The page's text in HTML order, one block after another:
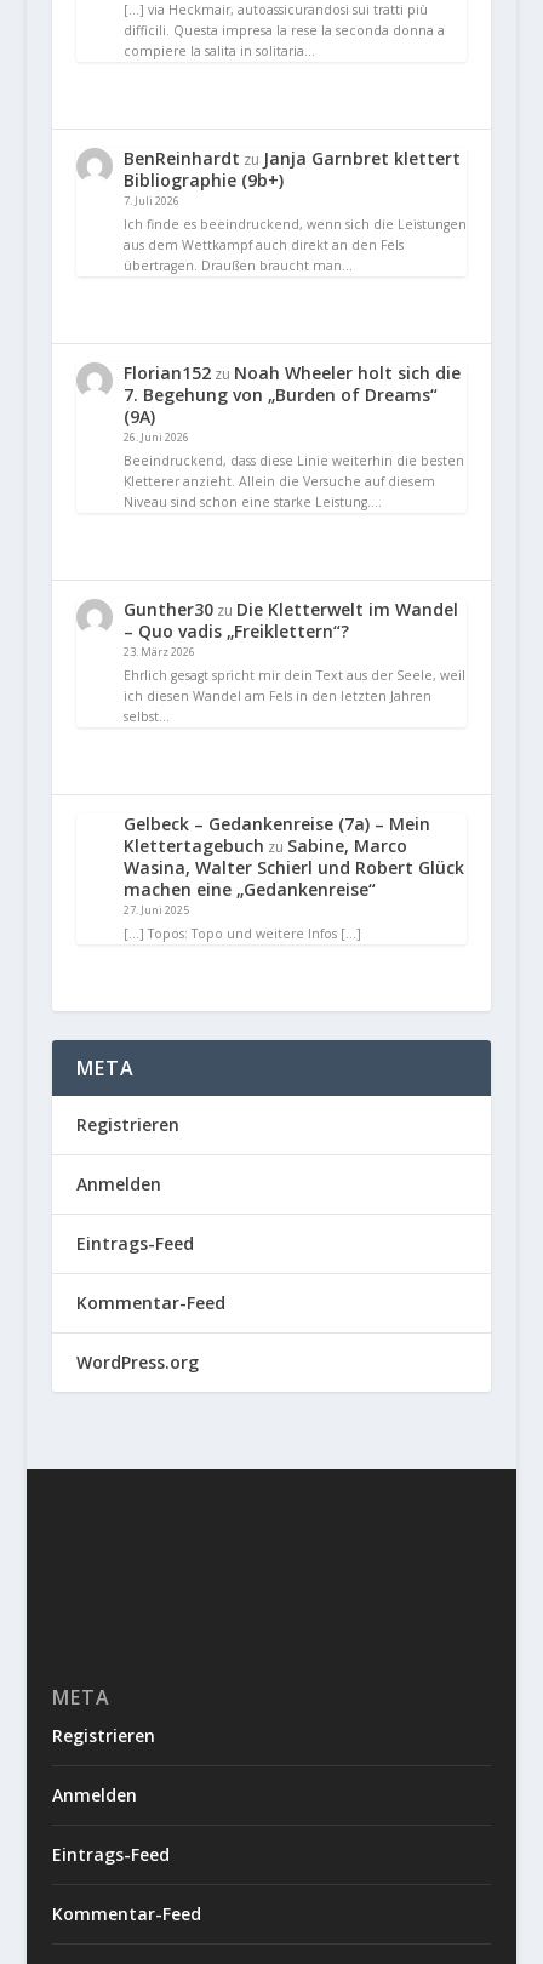
[…] via Heckmair, autoassicurandosi sui tratti più
difficili. Questa impresa la rese la seconda donna a
compiere la salita in solitaria…
BenReinhardt zu Janja Garnbret klettert
Bibliographie (9b+)
7. Juli 2026
Ich finde es beeindruckend, wenn sich die Leistungen
aus dem Wettkampf auch direkt an den Fels
übertragen. Draußen braucht man…
Florian152zu Noah Wheeler holt sich die
7. Begehung von „Burden of Dreams“
(9A)
26. Juni 2026
Beeindruckend, dass diese Linie weiterhin die besten
Kletterer anzieht. Allein die Versuche auf diesem
Niveau sind schon eine starke Leistung.…
Gunther30zu Die Kletterwelt im Wandel
– Quo vadis „Freiklettern“?
23. März 2026
Ehrlich gesagt spricht mir dein Text aus der Seele, weil
ich diesen Wandel am Fels in den letzten Jahren
selbst…
Gelbeck – Gedankenreise (7a) – Mein
Klettertagebuch zu Sabine, Marco
Wasina, Walter Schierl und Robert Glück
machen eine „Gedankenreise“
27. Juni 2025
[…] Topos: Topo und weitere Infos […]
META
Registrieren
Anmelden
Eintrags-Feed
Kommentar-Feed
WordPress.org
META
Registrieren
Anmelden
Eintrags-Feed
Kommentar-Feed